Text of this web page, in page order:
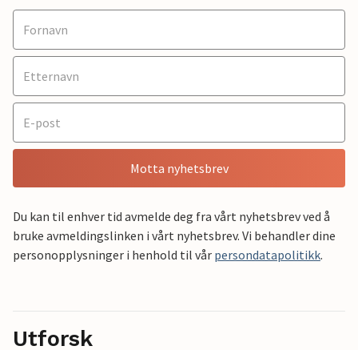
Motta nyhetsbrev
Du kan til enhver tid avmelde deg fra vårt nyhetsbrev ved å
bruke avmeldingslinken i vårt nyhetsbrev. Vi behandler dine
personopplysninger i henhold til vår persondatapolitikk.
Utforsk